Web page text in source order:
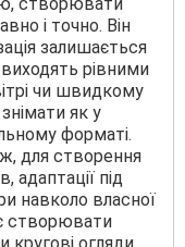
і точно. Він
залишається
рівними
чи швидкому
як у
форматі.
для створення
адаптації під
навколо власної
створювати